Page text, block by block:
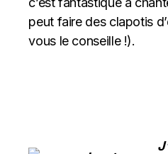
peut faire des clapotis
vous le conseille !).